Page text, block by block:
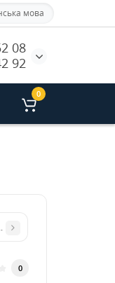
мова
08
92
0
DIN3017
0